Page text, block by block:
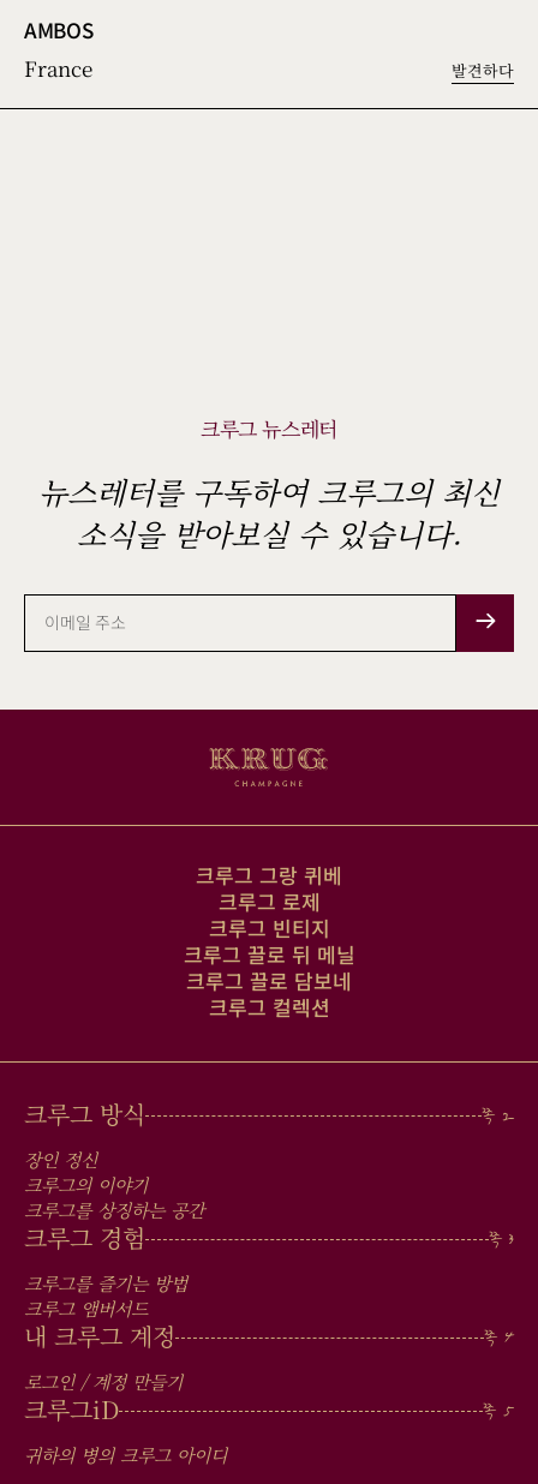
AMBOS
France 발견하다
크루그 뉴스레터
뉴스레터를 구독하여 크루그의 최신
소식을 받아보실 수 있습니다.
이
메
일
주
소
크루그 그랑 퀴베
크루그 로제
크루그 빈티지
크루그 끌로 뒤 메닐
크루그 끌로 담보네
크루그 컬렉션
MAIN
MEN
IN
FOOTER
크루그 방식
장인 정신
크루그의 이야기
크루그를 상징하는 공간
크루그 경험
크루그를 즐기는 방법
크루그 앰버서드
내 크루그 계정
로그인 / 계정 만들기
크루그iD
귀하의 병의 크루그 아이디